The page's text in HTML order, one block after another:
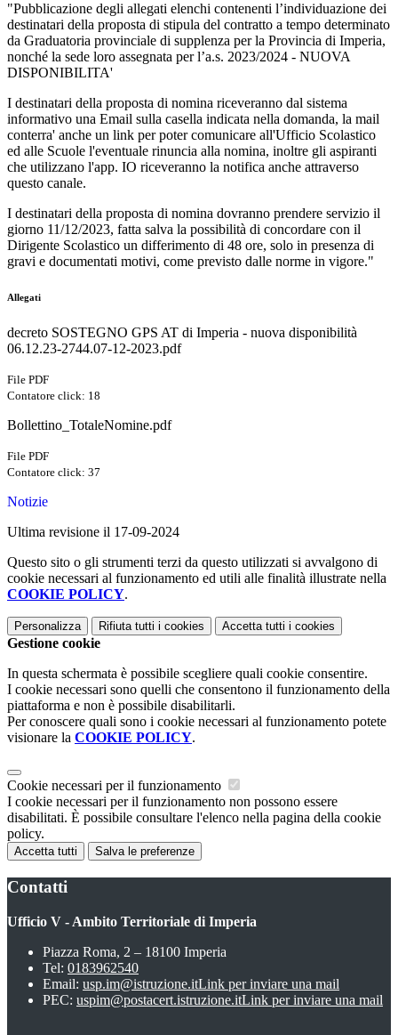
"Pubblicazione degli allegati elenchi contenenti l’individuazione dei
destinatari della proposta di stipula del contratto a tempo determinato
da Graduatoria provinciale di supplenza per la Provincia di Imperia,
nonché la sede loro assegnata per l’a.s. 2023/2024 - NUOVA
DISPONIBILITA'
I destinatari della proposta di nomina riceveranno dal sistema
informativo una Email sulla casella indicata nella domanda, la mail
conterra' anche un link per poter comunicare all'Ufficio Scolastico
ed alle Scuole l'eventuale rinuncia alla nomina, inoltre gli aspiranti
che utilizzano l'app. IO riceveranno la notifica anche attraverso
questo canale.
I destinatari della proposta di nomina dovranno prendere servizio il
giorno 11/12/2023, fatta salva la possibilità di concordare con il
Dirigente Scolastico un differimento di 48 ore, solo in presenza di
gravi e documentati motivi, come previsto dalle norme in vigore."
Allegati
decreto SOSTEGNO GPS AT di Imperia - nuova disponibilità
06.12.23-2744.07-12-2023.pdf
File PDF
Contatore click: 18
Bollettino_TotaleNomine.pdf
File PDF
Contatore click: 37
Notizie
Ultima revisione il 17-09-2024
Questo sito o gli strumenti terzi da questo utilizzati si avvalgono di
cookie necessari al funzionamento ed utili alle finalità illustrate nella
COOKIE POLICY.
Personalizza Rifiuta tutti i cookies Accetta tutti i cookies
Gestione cookie
In questa schermata è possibile scegliere quali cookie consentire.
I cookie necessari sono quelli che consentono il funzionamento della
piattaforma e non è possibile disabilitarli.
Per conoscere quali sono i cookie necessari al funzionamento potete
visionare la COOKIE POLICY.
Cookie necessari per il funzionamento
I cookie necessari per il funzionamento non possono essere
disabilitati. È possibile consultare l'elenco nella pagina della cookie
policy.
Accetta tutti Salva le preferenze
Contatti
Ufficio V - Ambito Territoriale di Imperia
Piazza Roma, 2 – 18100 Imperia
Tel: 0183962540
Email: usp.im@istruzione.itLink per inviare una mail
PEC: uspim@postacert.istruzione.itLink per inviare una mail